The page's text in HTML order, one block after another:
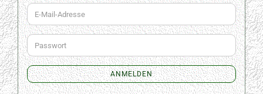
E-
Mail-
Adresse
Passwort
ANMELDEN